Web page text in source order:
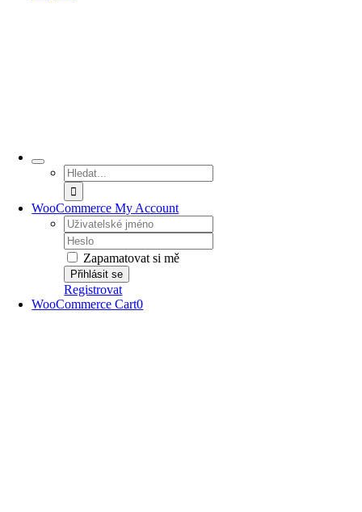
Hledat:
WooCommerce My Account
Username:
Password:
Zapamatovat si mě
Registrovat
WooCommerce Cart0